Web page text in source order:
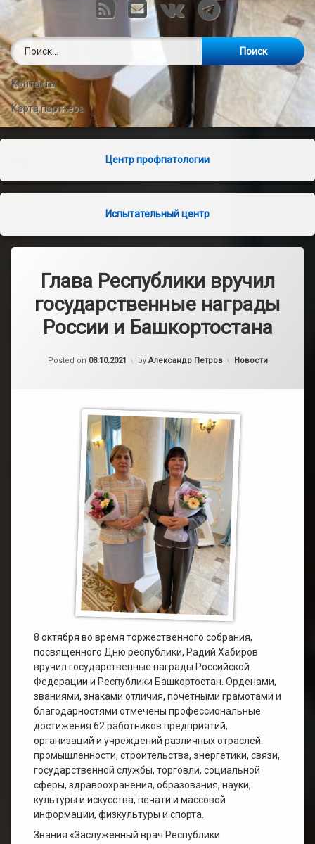
RSS E-mailVK Telegram
Найти:
Контакты
Карта партнера
Центр профпатологии
Испытательный центр
Глава Республики вручил
государственные награды
России и Башкортостана
Posted on 08.10.2021
Обновлено на21.11.2021
by Александр Петров Категории:
Новости
8 октября во время торжественного собрания,
посвященного Дню республики, Радий Хабиров
вручил государственные награды Российской
Федерации и Республики Башкортостан. Орденами,
званиями, знаками отличия, почётными грамотами и
благодарностями отмечены профессиональные
достижения 62 работников предприятий,
организаций и учреждений различных отраслей:
промышленности, строительства, энергетики, связи,
государственной службы, торговли, социальной
сферы, здравоохранения, образования, науки,
культуры и искусства, печати и массовой
информации, физкультуры и спорта.
Звания «Заслуженный врач Республики